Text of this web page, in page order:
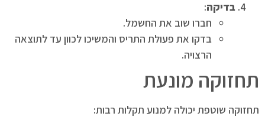
בדיקה:
חברו שוב את החשמל.
בדקו את פעולת התריס והמשיכו לכוון עד לתוצאה
הרצויה.
תחזוקה מונעת
תחזוקה שוטפת יכולה למנוע תקלות רבות: